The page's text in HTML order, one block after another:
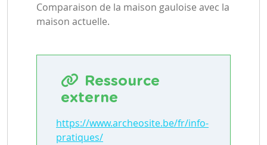
Comparaison de la maison gauloise avec la
maison actuelle.
Ressource
externe
https://www.archeosite.be/fr/info-
pratiques/